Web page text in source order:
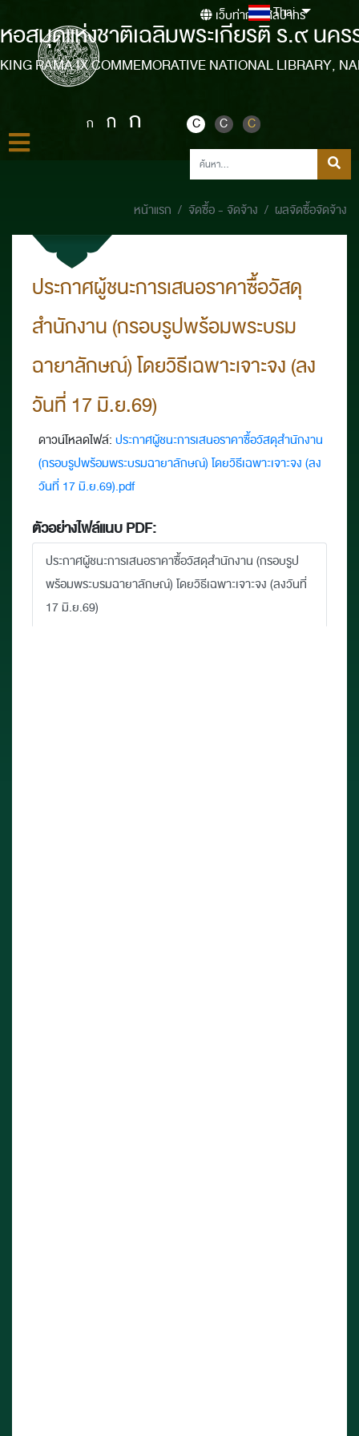
หอสมุดแห่งชาติเฉลิมพระเกียรติ ร.๙ นค
KING RAMA IX COMMEMORATIVE NATIONAL LIBRARY,
เว็บท่ากรมศิลปากร
Thai
ก ก ก C C C
หน้าแรก จัดซื้อ - จัดจ้าง ผลจัดซื้อจัดจ้าง
ประกาศผู้ชนะการเสนอราคาซื้อวัสดุ
สำนักงาน (กรอบรูปพร้อมพระบรม
ฉายาลักษณ์) โดยวิธีเฉพาะเจาะจง (ลง
วันที่ 17 มิ.ย.69)
ดาวน์โหลดไฟล์: ประกาศผู้ชนะการเสนอราคาซื้อวัสดุสำนักงาน
(กรอบรูปพร้อมพระบรมฉายาลักษณ์) โดยวิธีเฉพาะเจาะจง (ลง
วันที่ 17 มิ.ย.69).pdf
ตัวอย่างไฟล์แนบ PDF:
ประกาศผู้ชนะการเสนอราคาซื้อวัสดุสำนักงาน (กรอบรูป
พร้อมพระบรมฉายาลักษณ์) โดยวิธีเฉพาะเจาะจง (ลงวันที่
17 มิ.ย.69)